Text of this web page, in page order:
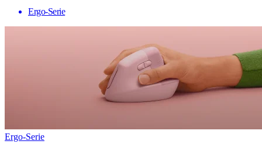
Ergo-Serie
Ergo-Serie